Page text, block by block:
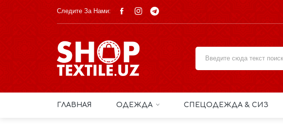
Следите За Нами:
ГЛАВНАЯ ОДЕЖДА СПЕЦОДЕЖДА & СИЗ